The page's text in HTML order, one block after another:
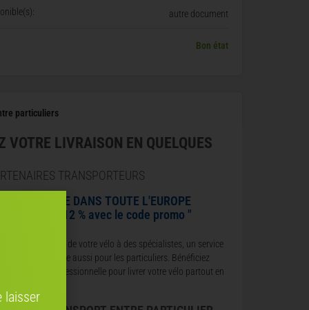
autre document
Bon état
particuliers
VOTRE LIVRAISON EN QUELQUES
TRANSPORTEURS
SHIP TO CYCLE DANS TOUTE L'EUROPE
Bénéficiez de 12 % avec le code promo "
le transport de votre vélo à des spécialistes, un service
et fiable aussi pour les particuliers. Bénéficiez
expertise professionnelle pour livrer votre vélo partout en
laisser